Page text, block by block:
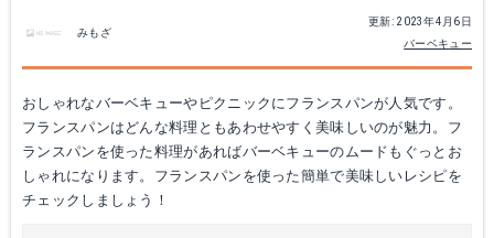
更新: 2023年4月6日
バーベキュー
みもざ
おしゃれなバーベキューやピクニックにフランスパンが人気です。
フランスパンはどんな料理ともあわせやすく美味しいのが魅力。フ
ランスパンを使った料理があればバーベキューのムードもぐっとお
しゃれになります。フランスパンを使った簡単で美味しいレシピを
チェックしましょう！